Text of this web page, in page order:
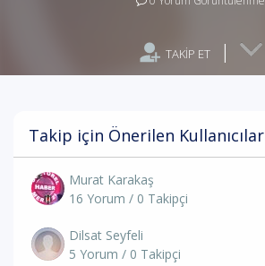
TAKİP ET |
Takip için Önerilen Kullanıcılar
Murat Karakaş
16 Yorum / 0 Takipçi
Dilsat Seyfeli
5 Yorum / 0 Takipçi